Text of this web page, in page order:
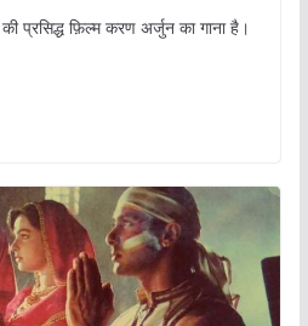
प्रसिद्ध फ़िल्म करण अर्जुन का गाना है।